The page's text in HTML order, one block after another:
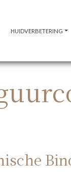
HUIDVERBETERING